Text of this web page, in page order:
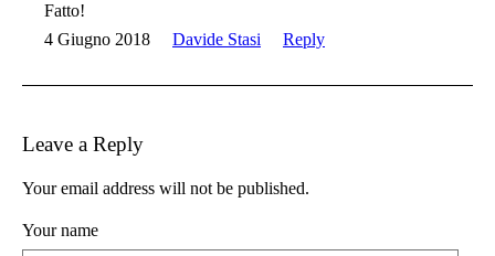
Fatto!
4 Giugno 2018
Davide Stasi Reply
Leave a Reply
Your email address will not be published.
Your name